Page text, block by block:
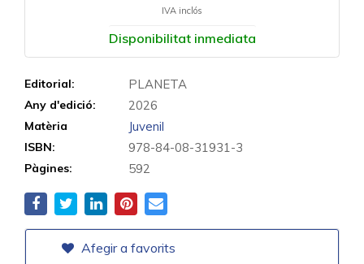
IVA inclós
Disponibilitat inmediata
Editorial: PLANETA
Any d'edició: 2026
Matèria Juvenil
ISBN: 978-84-08-31931-3
Pàgines: 592
Afegir a favorits